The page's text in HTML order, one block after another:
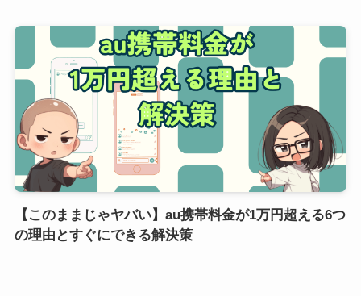
【このままじゃヤバい】au携帯料金が1万円超える6つ
の理由とすぐにできる解決策